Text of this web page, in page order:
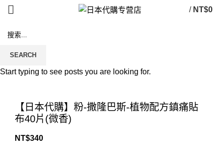
/ NT$0
【日本代購】粉-撒隆巴斯-植物配方鎮痛貼
布40片(微香)
NT$340
SEARCH
Start typing to see posts you are looking for.